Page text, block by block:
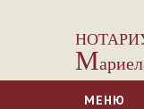
М
МЕНЮ